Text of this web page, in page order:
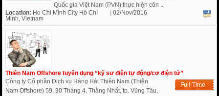
Quốc gia Việt Nam (PVN) thực hiện côn ...
Location: Ho Chi Minh City Hồ Chí
Minh, Vietnam
02/Nov/2016
Thiên Nam Offshore tuyển dụng “kỹ sư điện tự động/cơ điện tử”
Full-Time
Công ty Cổ phần Dịch vụ Hàng Hải Thiên Nam (Thiên
Nam Offshore) 59, 30 Tháng 4, Thắng Nhất, tp. Vũng Tàu,